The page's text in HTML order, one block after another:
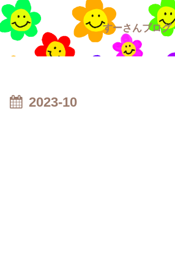
すーさんブログ
2023-10